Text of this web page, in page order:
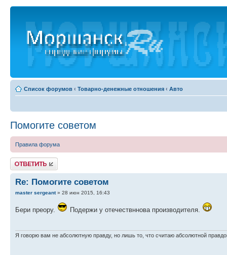
Список форумов ‹ Товарно-денежные отношения ‹ Авто
Помогите советом
Правила форума
Ответить
Re: Помогите советом
master sergeant» 28 июн 2015, 16:43
Бери преору. Подержи у отечествннова производителя.
Я говорю вам не абсолютную правду, но лишь то, что считаю абсолютной